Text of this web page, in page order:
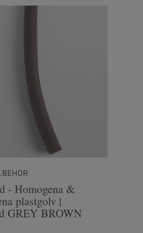
- Homogena &
plastgolv |
GREY BROWN